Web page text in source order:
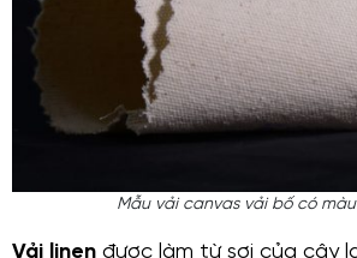
Mẫu vải canvas vải bố có
Vải linen được làm từ sợi của cây